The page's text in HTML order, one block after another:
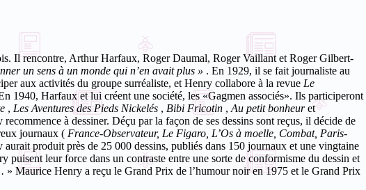
Il rencontre, Arthur Harfaux, Roger Daumal, Roger Vaillant et Roger Gilbert-
un sens à un monde qui n’en avait plus » . En 1929, il se fait journaliste au
aux activités du groupe surréaliste, et Henry collabore à la revue Le
1940, Harfaux et lui créent une société, les «Gagmen associés». Ils participeront
, Les Aventures des Pieds Nickelés , Bibi Fricotin , Au petit bonheur et
à dessiner. Déçu par la façon de ses dessins sont reçus, il décide de
journaux ( France-Observateur, Le Figaro, L’Os à moelle, Combat, Paris-
produit près de 25 000 dessins, publiés dans 150 journaux et une vingtaine
puisent leur force dans un contraste entre une sorte de conformisme du dessin et
. » Maurice Henry a reçu le Grand Prix de l’humour noir en 1975 et le Grand Prix